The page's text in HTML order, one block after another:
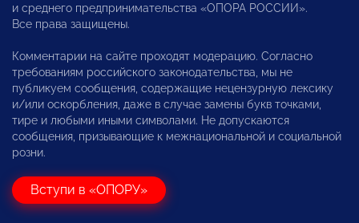
и среднего предпринимательства «ОПОРА РОССИИ».
Все права защищены.
Комментарии на сайте проходят модерацию. Согласно
требованиям российского законодательства, мы не
публикуем сообщения, содержащие нецензурную лексику
и/или оскорбления, даже в случае замены букв точками,
тире и любыми иными символами. Не допускаются
сообщения, призывающие к межнациональной и социальной
розни.
Вступи в «ОПОРУ»